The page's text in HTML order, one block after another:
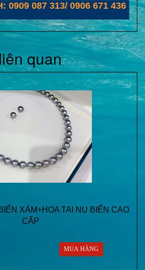
0909 087 313/ 0906 671 436
quan
XÁM+HOA TAI NỤ BIỂN CAO
CẤP
MUA HÀNG